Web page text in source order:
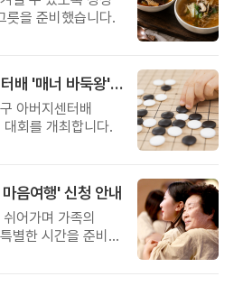
릇을 준비했습니다.
제3회 서초구 아버지센터배 '매너 바둑왕' 대회
아버지센터배
회를 개최합니다.
음여행' 신청 안내
어가며 가족의
별한 시간을 준비해